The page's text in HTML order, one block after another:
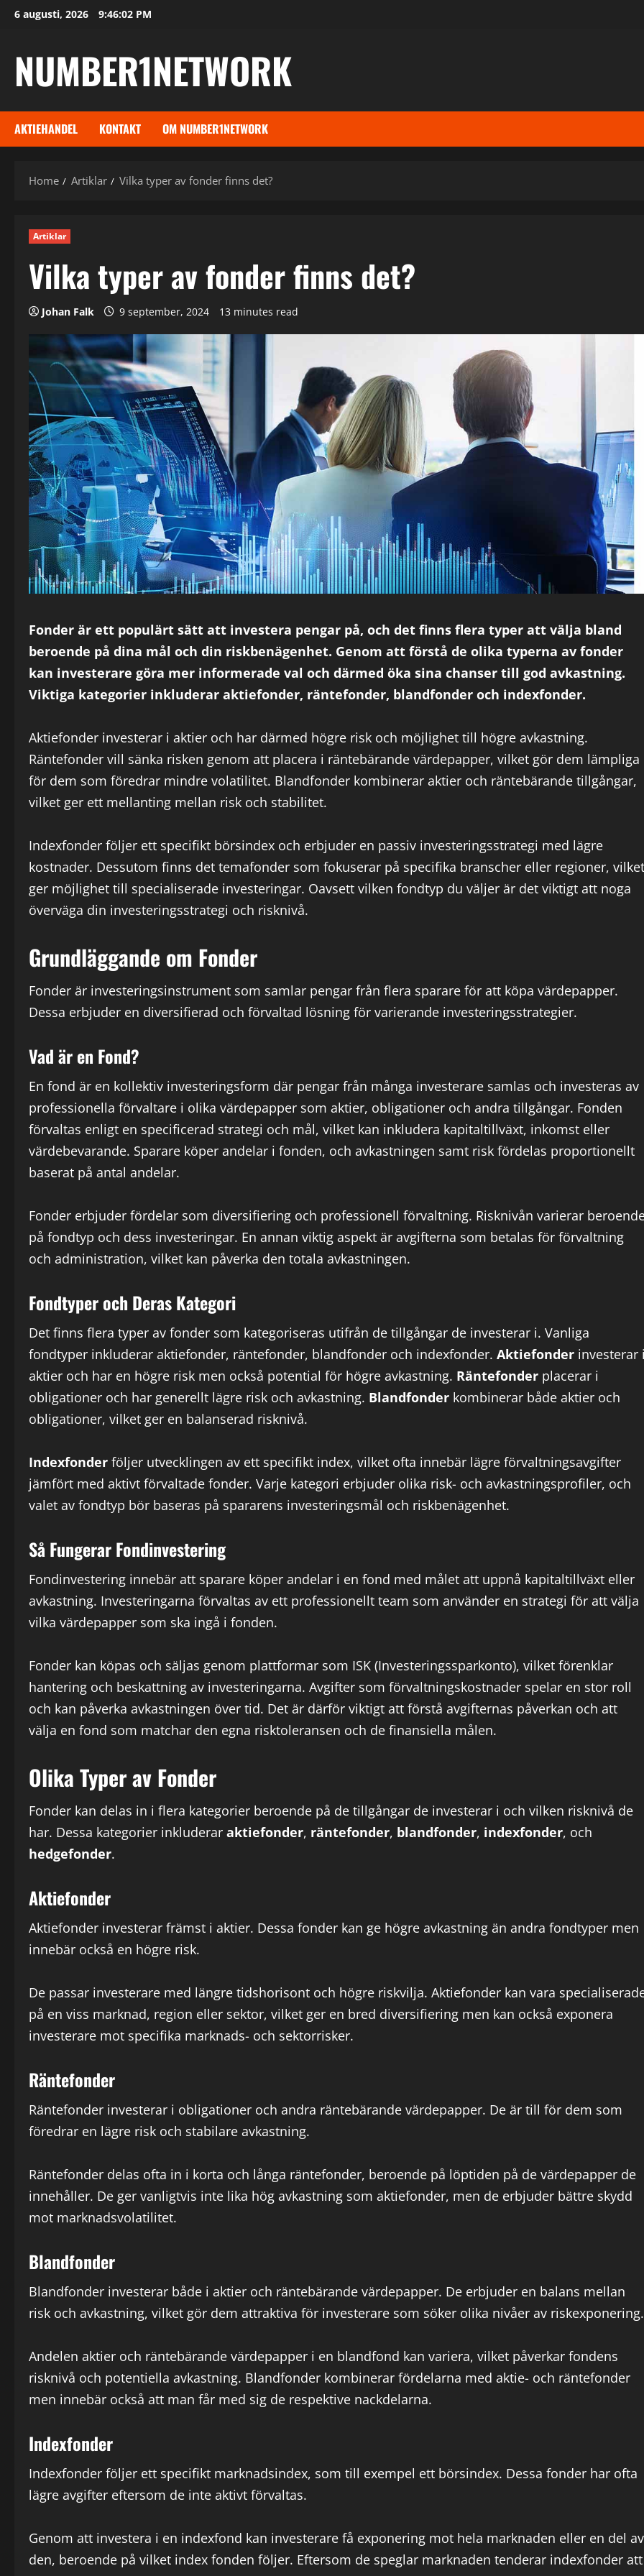
Skip6 augusti, 2026 9:46:03 PM
NUMBER1NETWORK
AKTIEHANDEL KONTAKT OM NUMBER1NETWORK
Home Artiklar Vilka typer av fonder finns det?
Artiklar
Vilka typer av fonder finns det?
Johan Falk 9 september, 2024 13 minutes read
Fonder är ett populärt sätt att investera pengar på, och det finns flera typer att välja bland
beroende på dina mål och din riskbenägenhet. Genom att förstå de olika typerna av fonder
kan investerare göra mer informerade val och därmed öka sina chanser till god avkastning.
Viktiga kategorier inkluderar aktiefonder, räntefonder, blandfonder och indexfonder.
Aktiefonder investerar i aktier och har därmed högre risk och möjlighet till högre avkastning.
Räntefonder vill sänka risken genom att placera i räntebärande värdepapper, vilket gör dem lämpliga
för dem som föredrar mindre volatilitet. Blandfonder kombinerar aktier och räntebärande tillgångar,
vilket ger ett mellanting mellan risk och stabilitet.
Indexfonder följer ett specifikt börsindex och erbjuder en passiv investeringsstrategi med lägre
kostnader. Dessutom finns det temafonder som fokuserar på specifika branscher eller regioner, vilket
ger möjlighet till specialiserade investeringar. Oavsett vilken fondtyp du väljer är det viktigt att noga
överväga din investeringsstrategi och risknivå.
Grundläggande om Fonder
Fonder är investeringsinstrument som samlar pengar från flera sparare för att köpa värdepapper.
Dessa erbjuder en diversifierad och förvaltad lösning för varierande investeringsstrategier.
Vad är en Fond?
En fond är en kollektiv investeringsform där pengar från många investerare samlas och investeras av
professionella förvaltare i olika värdepapper som aktier, obligationer och andra tillgångar. Fonden
förvaltas enligt en specificerad strategi och mål, vilket kan inkludera kapitaltillväxt, inkomst eller
värdebevarande. Sparare köper andelar i fonden, och avkastningen samt risk fördelas proportionellt
baserat på antal andelar.
Fonder erbjuder fördelar som diversifiering och professionell förvaltning. Risknivån varierar
på fondtyp och dess investeringar. En annan viktig aspekt är avgifterna som betalas för förvaltning
och administration, vilket kan påverka den totala avkastningen.
Fondtyper och Deras Kategori
Det finns flera typer av fonder som kategoriseras utifrån de tillgångar de investerar i. Vanliga
fondtyper inkluderar aktiefonder, räntefonder, blandfonder och indexfonder. Aktiefonder investerar
aktier och har en högre risk men också potential för högre avkastning. Räntefonder placerar i
obligationer och har generellt lägre risk och avkastning. Blandfonder kombinerar både aktier och
obligationer, vilket ger en balanserad risknivå.
Indexfonder följer utvecklingen av ett specifikt index, vilket ofta innebär lägre förvaltningsavgifter
jämfört med aktivt förvaltade fonder. Varje kategori erbjuder olika risk- och avkastningsprofiler, och
valet av fondtyp bör baseras på spararens investeringsmål och riskbenägenhet.
Så Fungerar Fondinvestering
Fondinvestering innebär att sparare köper andelar i en fond med målet att uppnå kapitaltillväxt eller
avkastning. Investeringarna förvaltas av ett professionellt team som använder en strategi för att välja
vilka värdepapper som ska ingå i fonden.
Fonder kan köpas och säljas genom plattformar som ISK (Investeringssparkonto), vilket förenklar
hantering och beskattning av investeringarna. Avgifter som förvaltningskostnader spelar en stor roll
och kan påverka avkastningen över tid. Det är därför viktigt att förstå avgifternas påverkan och att
välja en fond som matchar den egna risktoleransen och de finansiella målen.
Olika Typer av Fonder
Fonder kan delas in i flera kategorier beroende på de tillgångar de investerar i och vilken risknivå de
har. Dessa kategorier inkluderar aktiefonder, räntefonder, blandfonder, indexfonder, och
hedgefonder.
Aktiefonder
Aktiefonder investerar främst i aktier. Dessa fonder kan ge högre avkastning än andra fondtyper men
innebär också en högre risk.
De passar investerare med längre tidshorisont och högre riskvilja. Aktiefonder kan vara
på en viss marknad, region eller sektor, vilket ger en bred diversifiering men kan också exponera
investerare mot specifika marknads- och sektorrisker.
Räntefonder
Räntefonder investerar i obligationer och andra räntebärande värdepapper. De är till för dem som
föredrar en lägre risk och stabilare avkastning.
Räntefonder delas ofta in i korta och långa räntefonder, beroende på löptiden på de värdepapper de
innehåller. De ger vanligtvis inte lika hög avkastning som aktiefonder, men de erbjuder bättre skydd
mot marknadsvolatilitet.
Blandfonder
Blandfonder investerar både i aktier och räntebärande värdepapper. De erbjuder en balans mellan
risk och avkastning, vilket gör dem attraktiva för investerare som söker olika nivåer av riskexponering.
Andelen aktier och räntebärande värdepapper i en blandfond kan variera, vilket påverkar fondens
risknivå och potentiella avkastning. Blandfonder kombinerar fördelarna med aktie- och räntefonder
men innebär också att man får med sig de respektive nackdelarna.
Indexfonder
Indexfonder följer ett specifikt marknadsindex, som till exempel ett börsindex. Dessa fonder har ofta
lägre avgifter eftersom de inte aktivt förvaltas.
Genom att investera i en indexfond kan investerare få exponering mot hela marknaden eller en del av
den, beroende på vilket index fonden följer. Eftersom de speglar marknaden tenderar indexfonder att